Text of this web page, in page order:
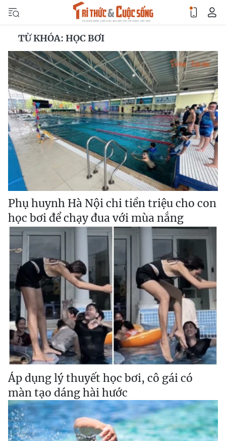
TỪ KHÓA: HỌC BƠI
Phụ huynh Hà Nội chi tiền triệu cho con
học bơi để chạy đua với mùa nắng
Áp dụng lý thuyết học bơi, cô gái có
màn tạo dáng hài hước